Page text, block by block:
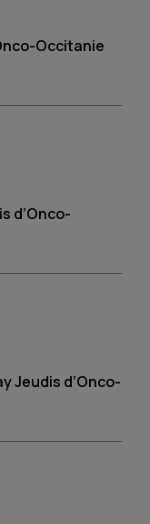
Occitanie
d’Onco-
Jeudis d’Onco-